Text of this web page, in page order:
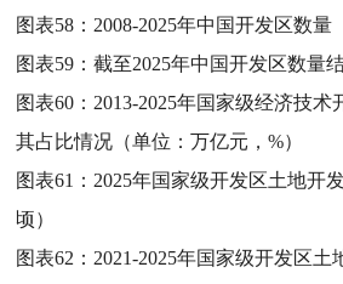
图表58： 2008-2025年中国开发区数量
图表59：截至2025年中国开发区数量
图表60： 2013-2025年国家级经济技术
其占比情况（单位：万亿元，%）
图表61： 2025年国家级开发区土地开
顷）
图表62： 2021-2025年国家级开发区